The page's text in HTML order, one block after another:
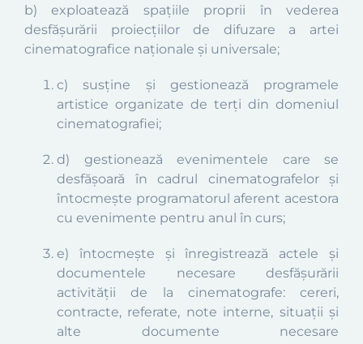
b) exploatează spațiile proprii în vederea
desfășurării proiecțiilor de difuzare a artei
cinematografice naționale și universale;
c) susține și gestionează programele
artistice organizate de terți din domeniul
cinematografiei;
d) gestionează evenimentele care se
desfășoară în cadrul cinematografelor și
întocmește programatorul aferent acestora
cu evenimente pentru anul în curs;
e) întocmește și înregistrează actele și
documentele necesare desfășurării
activității de la cinematografe: cereri,
contracte, referate, note interne, situații și
alte documente necesare